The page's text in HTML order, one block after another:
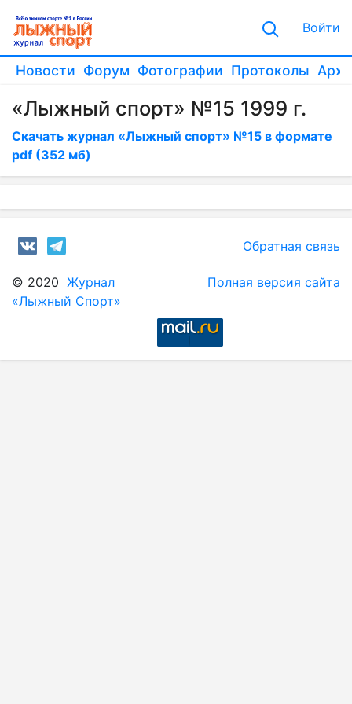
Войти
Новости Форум Фотографии Протоколы
«Лыжный спорт» №15 1999 г.
Скачать журнал «Лыжный спорт» №15 в формате
pdf (352 мб)
Обратная связь
© 2020 Журнал
«Лыжный Спорт»
Полная версия сайта